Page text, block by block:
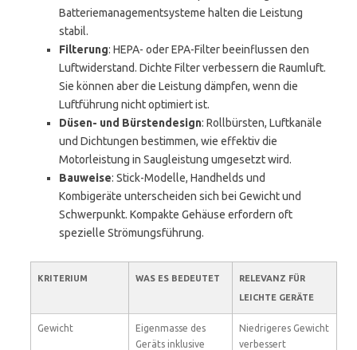
Batteriemanagementsysteme halten die Leistung
stabil.
Filterung: HEPA- oder EPA-Filter beeinflussen den
Luftwiderstand. Dichte Filter verbessern die Raumluft.
Sie können aber die Leistung dämpfen, wenn die
Luftführung nicht optimiert ist.
Düsen- und Bürstendesign: Rollbürsten, Luftkanäle
und Dichtungen bestimmen, wie effektiv die
Motorleistung in Saugleistung umgesetzt wird.
Bauweise: Stick-Modelle, Handhelds und
Kombigeräte unterscheiden sich bei Gewicht und
Schwerpunkt. Kompakte Gehäuse erfordern oft
spezielle Strömungsführung.
KRITERIUM WAS ES BEDEUTET
RELEVANZ FÜR
LEICHTE GERÄTE
Gewicht
Eigenmasse des
Geräts inklusive
Niedrigeres Gewicht
verbessert